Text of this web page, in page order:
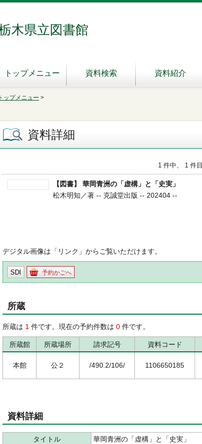
木県立図書館
トップメニュー 資料検索 資料紹介
トップメニュー >
資料詳細
1 件中、 1 件目
【図書】 華岡青洲の「虚構」と「史実」
松木明知／著 -- 克誠堂出版 -- 202404 --
デジタル画像は「リンク」からご覧いただけます。
SDI 予約かごへ
所蔵
所蔵は 1 件です。現在の予約件数は 0 件です。
所蔵館 所蔵場所 請求記号 資料コード
本館 公２ /490.2/106/ 1106650185
資料詳細
タイトル 華岡青洲の「虚構」と「史実」